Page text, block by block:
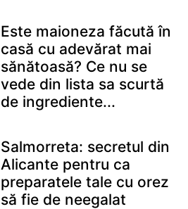
Este maioneza făcută în
casă cu adevărat mai
sănătoasă? Ce nu se
vede din lista sa scurtă
de ingrediente...
Salmorreta: secretul din
Alicante pentru ca
preparatele tale cu orez
să fie de neegalat